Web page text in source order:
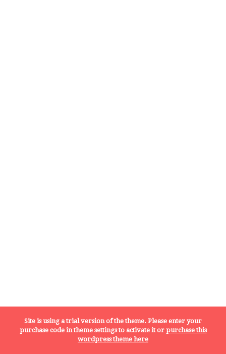
Dolcificati naturalmente Senza glutine
Site is using a trial version of the theme. Please enter your
purchase code in theme settings to activate it or purchase this
wordpress theme here